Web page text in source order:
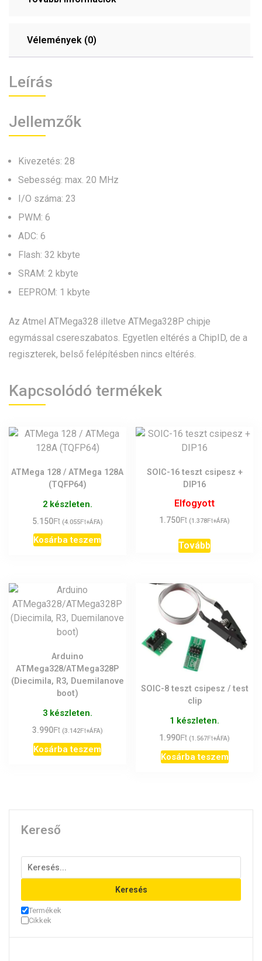
Vélemények (0)
Leírás
Jellemzők
Kivezetés: 28
Sebesség: max. 20 MHz
I/O száma: 23
PWM: 6
ADC: 6
Flash: 32 kbyte
SRAM: 2 kbyte
EEPROM: 1 kbyte
Az Atmel ATMega328 illetve ATMega328P chipje
egymással csereszabatos. Egyetlen eltérés a ChipID, de a
regiszterek, belső felépítésben nincs eltérés.
Kapcsolódó termékek
ATMega 128 / ATMega 128A
(TQFP64)
2 készleten.
5.150Ft (4.055Ft+ÁFA)
Kosárba teszem
SOIC-16 teszt csipesz +
DIP16
Elfogyott
1.750Ft (1.378Ft+ÁFA)
Tovább
Arduino
ATMega328/ATMega328P
(Diecimila, R3, Duemilanove
boot)
3 készleten.
3.990Ft (3.142Ft+ÁFA)
Kosárba teszem
SOIC-8 teszt csipesz / test
clip
1 készleten.
1.990Ft (1.567Ft+ÁFA)
Kosárba teszem
Kereső
Keresés
Termékek
Cikkek